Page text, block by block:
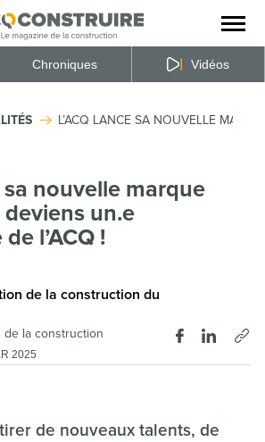
la
du
Chroniques Vidéos
L’ACQ LANCE SA NOUVELLE
sa nouvelle marque
un.e
l’ACQ !
de la construction du
de la construction
2025
de nouveaux talents, de